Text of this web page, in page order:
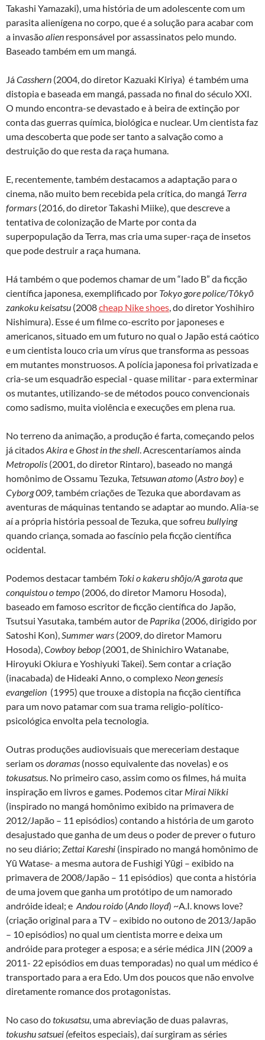
Takashi Yamazaki), uma história de um adolescente com um
parasita alienígena no corpo, que é a solução para acabar com
a invasãoalien responsável por assassinatos pelo mundo.
Baseado também em um mangá.
JáCasshern (2004, do diretor Kazuaki Kiriya) é também uma
distopia e baseada em mangá, passada no final do século XXI.
O mundo encontra-se devastado e à beira de extinção por
conta das guerras química, biológica e nuclear. Um cientista faz
uma descoberta que pode ser tanto a salvação como a
destruição do que resta da raça humana.
E, recentemente, também destacamos a adaptação para o
cinema, não muito bem recebida pela crítica, do mangá Terra
formars (2016, do diretor Takashi Miike), que descreve a
tentativa de colonização de Marte por conta da
superpopulação da Terra, mas cria uma super-raça de insetos
que pode destruir a raça humana.
Há também o que podemos chamar de um “lado B” da ficção
científica japonesa, exemplificado por Tokyo gore police/Tōkyō
zankoku keisatsu (2008cheap Nike shoes, do diretor Yoshihiro
Nishimura). Esse é um filme co-escrito por japoneses e
americanos, situado em um futuro no qual o Japão está caótico
e um cientista louco cria um vírus que transforma as pessoas
em mutantes monstruosos. A polícia japonesa foi privatizada e
cria-se um esquadrão especial ‑ quase militar ‑ para exterminar
os mutantes, utilizando-se de métodos pouco convencionais
como sadismo, muita violência e execuções em plena rua.
No terreno da animação, a produção é farta, começando pelos
já citadosAkiraeGhost in the shell. Acrescentaríamos ainda
Metropolis (2001, do diretor Rintaro), baseado no mangá
homônimo de Ossamu Tezuka, Tetsuwan atomo (Astro boy) e
Cyborg 009, também criações de Tezuka que abordavam as
aventuras de máquinas tentando se adaptar ao mundo. Alia-se
aí a própria história pessoal de Tezuka, que sofreu bullying
quando criança, somada ao fascínio pela ficção científica
ocidental.
Podemos destacar também Toki o kakeru shōjo/A garota que
conquistou o tempo (2006, do diretor Mamoru Hosoda),
baseado em famoso escritor de ficção científica do Japão,
Tsutsui Yasutaka, também autor de Paprika (2006, dirigido por
Satoshi Kon),Summer wars (2009, do diretor Mamoru
Hosoda),Cowboy bebop (2001, de Shinichiro Watanabe,
Hiroyuki Okiura e Yoshiyuki Takei). Sem contar a criação
(inacabada) de Hideaki Anno, o complexo Neon genesis
evangelion (1995) que trouxe a distopia na ficção científica
para um novo patamar com sua trama religio-político-
psicológica envolta pela tecnologia.
Outras produções audiovisuais que mereceriam destaque
seriam osdoramas (nosso equivalente das novelas) e os
tokusatsus. No primeiro caso, assim como os filmes, há muita
inspiração em livros e games. Podemos citar Mirai Nikki
(inspirado no mangá homônimo exibido na primavera de
2012/Japão – 11 episódios) contando a história de um garoto
desajustado que ganha de um deus o poder de prever o futuro
no seu diário; Zettai Kareshi (inspirado no mangá homônimo de
Yū Watase- a mesma autora de Fushigi Yūgi – exibido na
primavera de 2008/Japão – 11 episódios) que conta a história
de uma jovem que ganha um protótipo de um namorado
andróide ideal; e Andou roido (Ando lloyd) ~A.I. knows love?
(criação original para a TV – exibido no outono de 2013/Japão
– 10 episódios) no qual um cientista morre e deixa um
andróide para proteger a esposa; e a série médica JIN (2009 a
2011- 22 episódios em duas temporadas) no qual um médico é
transportado para a era Edo. Um dos poucos que não envolve
diretamente romance dos protagonistas.
No caso dotokusatsu, uma abreviação de duas palavras,
tokushu satsuei (efeitos especiais), daí surgiram as séries